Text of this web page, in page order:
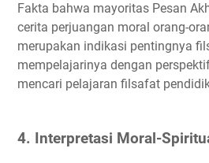
Fakta bahwa mayoritas Pesan
cerita perjuangan moral orang-
merupakan indikasi pentingnya
mempelajarinya dengan
mencari pelajaran filsafat
4. Interpretasi Moral-